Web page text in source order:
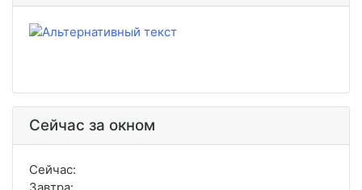
Сейчас за окном
Сейчас:
Завтра: